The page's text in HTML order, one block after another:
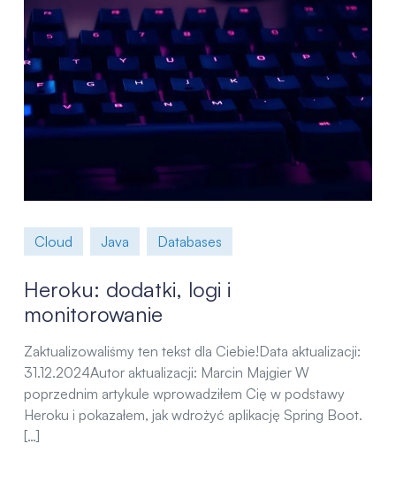
Cloud Java Databases
Heroku: dodatki, logi i
monitorowanie
Zaktualizowaliśmy ten tekst dla Ciebie!Data aktualizacji:
31.12.2024Autor aktualizacji: Marcin Majgier W
poprzednim artykule wprowadziłem Cię w podstawy
Heroku i pokazałem, jak wdrożyć aplikację Spring Boot.
[…]